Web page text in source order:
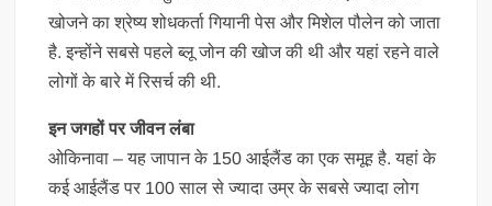
खोजने का श्रेष्य शोधकर्ता गियानी पेस और मिशेल पौलेन को जाता
है. इन्होंने सबसे पहले ब्लू जोन की खोज की थी और यहां रहने वाले
लोगों के बारे में रिसर्च की थी.
इन जगहों पर जीवन लंबा
ओकिनावा – यह जापान के 150 आईलैंड का एक समूह है. यहां के
कई आईलैंड पर 100 साल से ज्यादा उम्र के सबसे ज्यादा लोग